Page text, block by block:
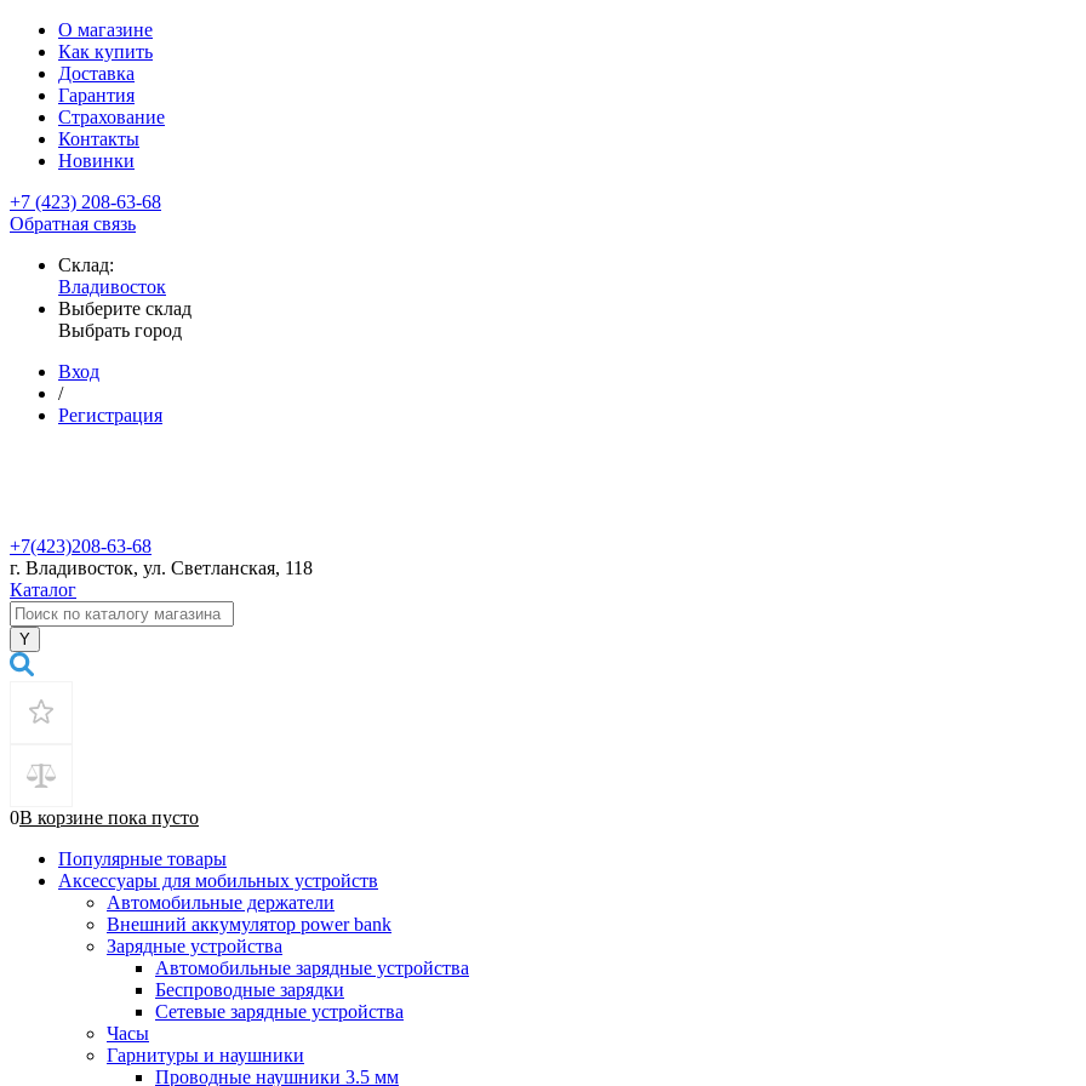
О магазине
Как купить
Доставка
Гарантия
Страхование
Контакты
Новинки
+7 (423) 208-63-68
Обратная связь
Склад:
Владивосток
Выберите склад
Выбрать город
Вход
/
Регистрация
+7(423)208-63-68
г. Владивосток, ул. Светланская, 118
Каталог
0В корзине пока пусто
Популярные товары
Аксессуары для мобильных устройств
Автомобильные держатели
Внешний аккумулятор power bank
Зарядные устройства
Автомобильные зарядные устройства
Беспроводные зарядки
Сетевые зарядные устройства
Часы
Гарнитуры и наушники
Проводные наушники 3.5 мм